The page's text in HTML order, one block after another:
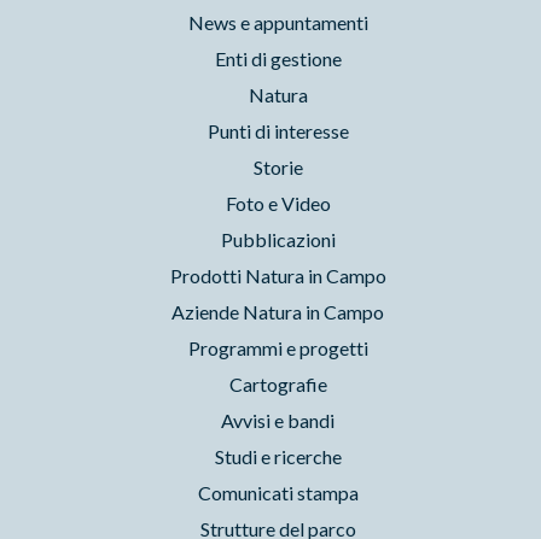
News e appuntamenti
Enti di gestione
Natura
Punti di interesse
Storie
Foto e Video
Pubblicazioni
Prodotti Natura in Campo
Aziende Natura in Campo
Programmi e progetti
Cartografie
Avvisi e bandi
Studi e ricerche
Comunicati stampa
Strutture del parco